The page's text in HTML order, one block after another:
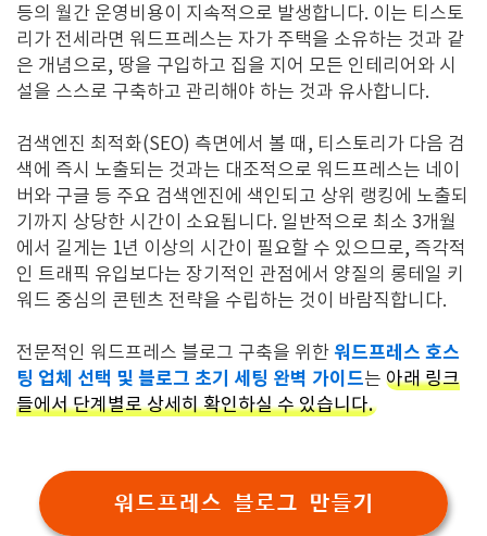
등의 월간 운영비용이 지속적으로 발생합니다. 이는 티스토
리가 전세라면 워드프레스는 자가 주택을 소유하는 것과 같
은 개념으로, 땅을 구입하고 집을 지어 모든 인테리어와 시
설을 스스로 구축하고 관리해야 하는 것과 유사합니다.
검색엔진 최적화(SEO) 측면에서 볼 때, 티스토리가 다음 검
색에 즉시 노출되는 것과는 대조적으로 워드프레스는 네이
버와 구글 등 주요 검색엔진에 색인되고 상위 랭킹에 노출되
기까지 상당한 시간이 소요됩니다. 일반적으로 최소 3개월
에서 길게는 1년 이상의 시간이 필요할 수 있으므로, 즉각적
인 트래픽 유입보다는 장기적인 관점에서 양질의 롱테일 키
워드 중심의 콘텐츠 전략을 수립하는 것이 바람직합니다.
전문적인 워드프레스 블로그 구축을 위한 워드프레스 호스
팅 업체 선택 및 블로그 초기 세팅 완벽 가이드는 아래 링크
들에서 단계별로 상세히 확인하실 수 있습니다.
워드프레스 블로그 만들기